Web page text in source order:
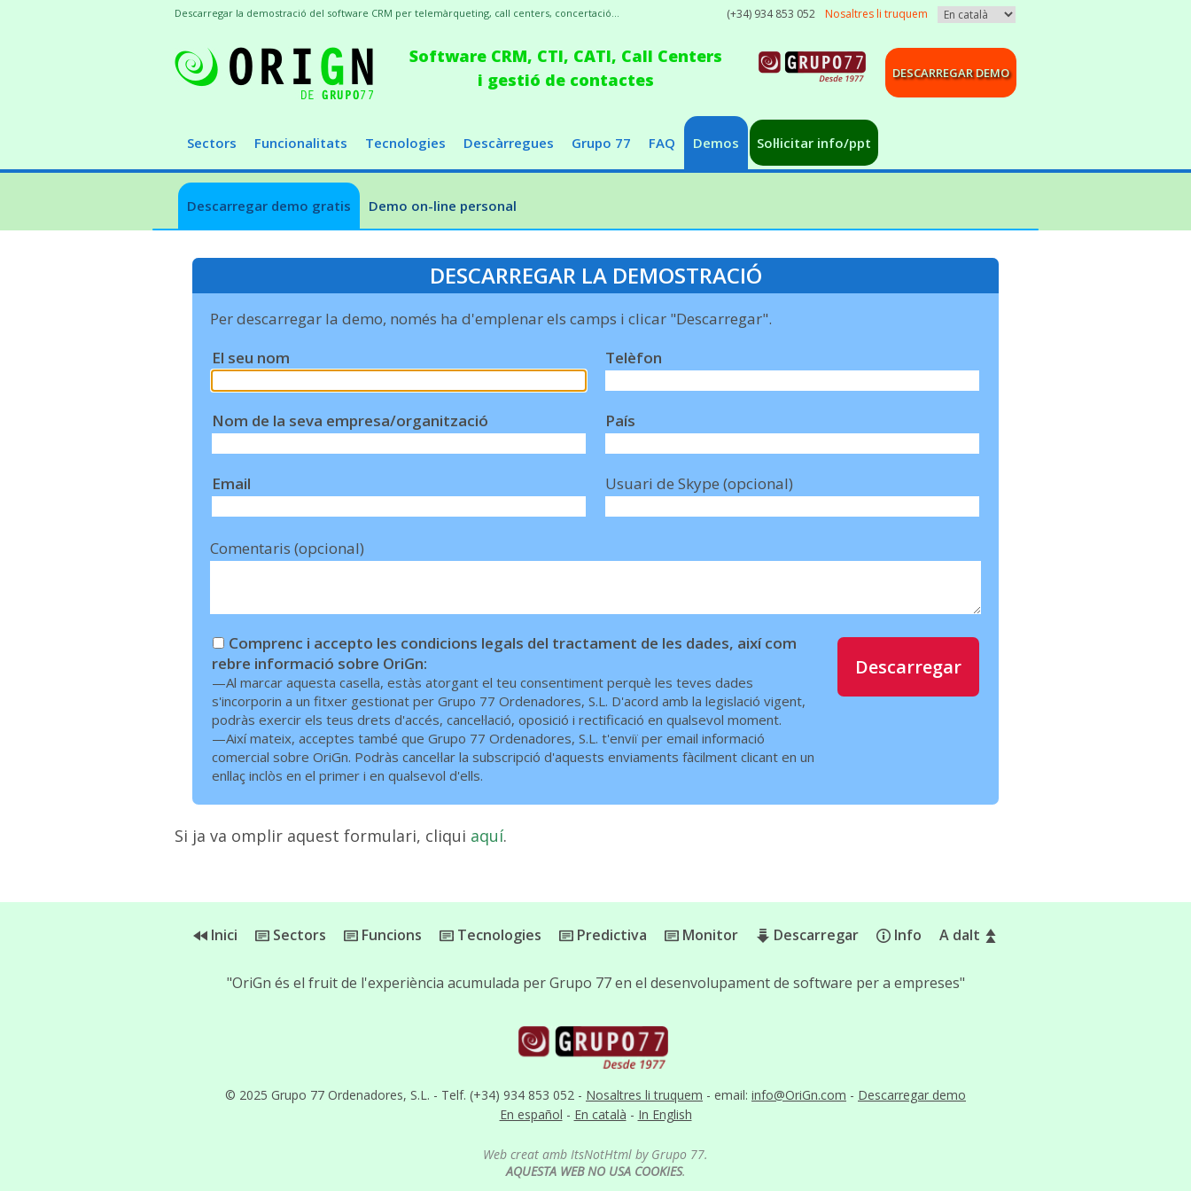
Software CRM, CTI, CATI, Call Centers
i gestió de contactes
(+34) 934 853 052 Nosaltres li truquem
DESCARREGAR DEMO
Sectors Funcionalitats Tecnologies Descàrregues Grupo 77 FAQ Demos Sol·licitar info/ppt
Descarregar demo gratis Demo on-line personal
Descarregar la demostració del software CRM per telemàrqueting, call centers, concertació...
DESCARREGAR LA DEMOSTRACIÓ
Per descarregar la demo, només ha d'emplenar els camps i clicar "Descarregar".
El seu nom
Nom de la seva empresa/organització
Email
Telèfon
País
Usuari de Skype (opcional)
Comentaris (opcional)
Comprenc i accepto les condicions legals del tractament de les dades, així com
rebre informació sobre OriGn:
—Al marcar aquesta casella, estàs atorgant el teu consentiment perquè les teves dades
s'incorporin a un fitxer gestionat per Grupo 77 Ordenadores, S.L. D'acord amb la legislació vigent,
podràs exercir els teus drets d'accés, cancel·lació, oposició i rectificació en qualsevol moment.
—Així mateix, acceptes també que Grupo 77 Ordenadores, S.L. t'enviï per email informació
comercial sobre OriGn. Podràs cancel·lar la subscripció d'aquests enviaments fàcilment clicant en un
enllaç inclòs en el primer i en qualsevol d'ells.
Descarregar
Si ja va omplir aquest formulari, cliqui aquí.
Inici Sectors Funcions Tecnologies Predictiva Monitor Descarregar Info A dalt
© 2025 Grupo 77 Ordenadores, S.L. - Telf. (+34) 934 853 052 - Nosaltres li truquem - email: info@OriGn.com - Descarregar demo
En español - En català - In English
"OriGn és el fruit de l'experiència acumulada per Grupo 77 en el desenvolupament de software per a empreses"
Web creat amb ItsNotHtml by Grupo 77.
AQUESTA WEB NO USA COOKIES.